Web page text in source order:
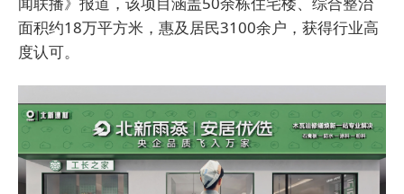
面积约18万平方米，惠及居民3100余户，获得行业高
度认可。